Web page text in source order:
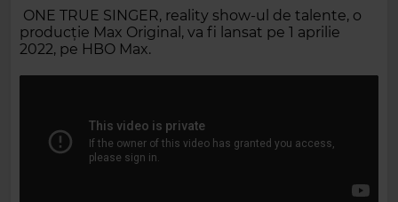
ONE TRUE SINGER, reality show-ul de talente, o
producție Max Original, va fi lansat pe 1 aprilie
2022, pe HBO Max.